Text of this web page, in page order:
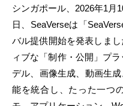
シンガポール、2026年1月
日
、SeaVerseは「
バル提供開始を発表しま
ィブな「制作・公開」プ
デル、画像生成、動画生
能を統合し、たった一つ